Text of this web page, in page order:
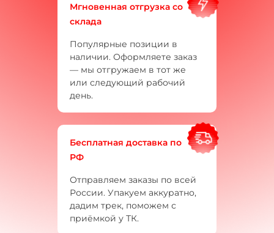
Мгновенная отгрузка со
склада
Популярные позиции в
наличии. Оформляете заказ
— мы отгружаем в тот же
или следующий рабочий
день.
Бесплатная доставка по
РФ
Отправляем заказы по всей
России. Упакуем аккуратно,
дадим трек, поможем с
приёмкой у ТК.